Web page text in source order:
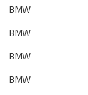
BMW
BMW
BMW
BMW